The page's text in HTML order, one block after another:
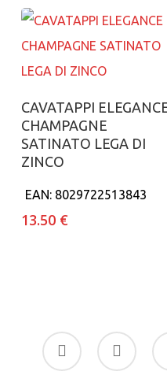
Aggiungi al carrello
CAVATAPPI
CHAMPAGNE
SATINATO LEGA DI
ZINCO
EAN: 8029722513843
13.50 €
facebook
google-
plus